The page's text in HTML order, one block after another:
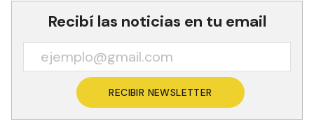
Recibí las noticias en tu email
RECIBIR NEWSLETTER